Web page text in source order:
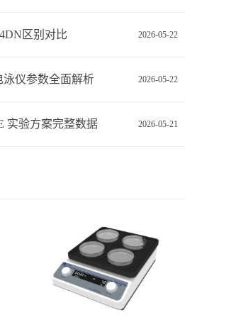
2026-05-22
区别对比
2026-05-22
仪参数全面解析
2026-05-21
实验方案完整数据